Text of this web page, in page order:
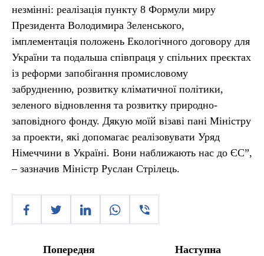
незмінні: реалізація пункту 8 Формули миру
Президента Володимира Зеленського,
імплементація положень Екологічного договору для
України та подальша співпраця у спільних преєктах
із реформи запобігання промисловому
забрудненню, розвитку кліматичної політики,
зеленого відновлення та розвитку природно-
заповідного фонду. Дякую моїй візаві пані Міністру
за проекти, які допомагає реалізовувати Уряд
Німеччини в Україні. Вони наближають нас до ЄС”,
– зазначив Міністр Руслан Стрілець.
Попередня Наступна